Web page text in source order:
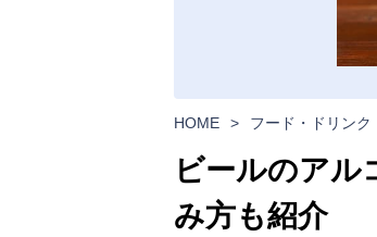
HOME > フード・ドリンク
ビールのアル
み方も紹介